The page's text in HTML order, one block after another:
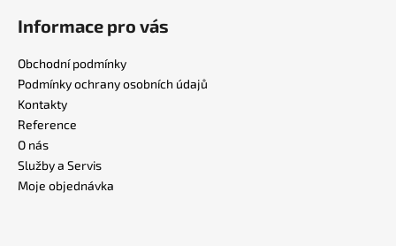
Informace pro vás
Obchodní podmínky
Podmínky ochrany osobních údajů
Kontakty
Reference
O nás
Služby a Servis
Moje objednávka